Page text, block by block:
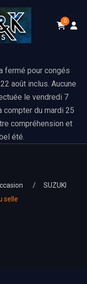
0
fermé pour congés
août inclus. Aucune
le vendredi 7
compter du mardi 25
compréhension et
été.
SUZUKI
selle